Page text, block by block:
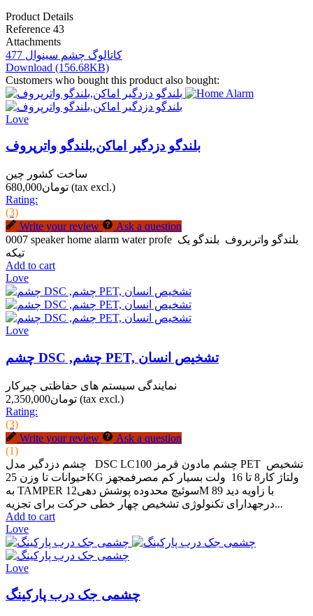
Product Details
Reference 43
Attachments
کاتالوگ چشم سینوال 477
Download (156.68KB)
Customers who bought this product also bought:
Love
بلندگو دزدگیر اماکن,بلندگو واترپروف
ساخت کشور چین
تومان680,000 (tax excl.)
Rating:
(3)
Write your review
Ask a question
0007 speaker home alarm water profe بلندگو واتربروف بلندگو یک
تیکه
Add to cart
Love
Love
چشم DSC ,چشم PET, تشخیص انسان
نمایندگی سیستم های حفاظتی چیرکار
تومان2,350,000 (tax excl.)
Rating:
(3)
Write your review
Ask a question
(1)
چشم دزدگیر مدل DSC LC100 چشم مادون قرمز PET تشخیص
حیوانات تا وزن 25KG ولتاژ کار8 تا 16 ولت بسیار کم مصرفمجهز
به TAMPER سوئیچ محدوده پوشش دهی12M با زاویه دید 89
درجهدارای تکنولوژی تشخیص چهار خطی حرکت برای تجزیه...
Add to cart
Love
Love
چشمی جک درب پارکینگ